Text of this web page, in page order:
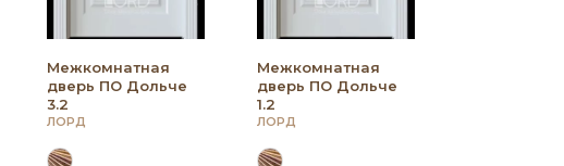
Межкомнатная
дверь ПО Дольче
3.2
ЛОРД
Межкомнатная
дверь ПО Дольче
1.2
ЛОРД